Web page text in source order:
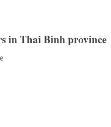
in Thai Binh province